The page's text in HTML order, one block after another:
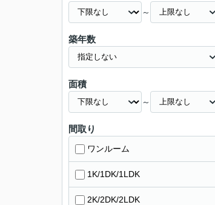
～
築年数
面積
～
間取り
ワンルーム
1K/1DK/1LDK
2K/2DK/2LDK